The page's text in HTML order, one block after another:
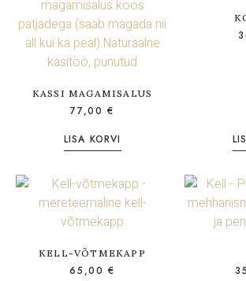
KASSI MAGAMISALUS
77,00 €
LISA KORVI
KELL-VÕTMEKAPP
65,00 €